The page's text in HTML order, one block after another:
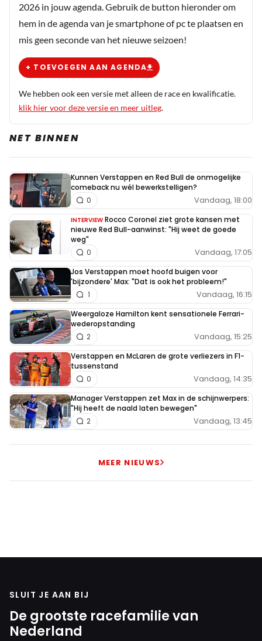
2026 in jouw agenda. Gebruik de button hieronder om
hem in de agenda van je smartphone of pc te plaatsen en
mis geen seconde van het nieuwe seizoen!
+ TOEVOEGEN AAN AGENDA
We hebben ook een versie met alleen de race en kwalificatie.
klik hier voor deze versie en meer uitleg.
NET BINNEN
Kunnen Verstappen en Red Bull de onmogelijke
comeback nu wél bewerkstelligen?
Vandaag, 18:00
0
INTERVIEW Rocco Coronel ziet grote kansen met
nieuwe Red Bull-aanwinst: "Hij weet de goede
weg"
Vandaag, 17:05
0
Jos Verstappen moet hoofd buigen voor
'bijzondere' Max: "Dat is ook het probleem!"
Vandaag, 16:15
1
Weergaloze Hamilton kent sensationele Ferrari-
wederopstanding
Vandaag, 15:25
2
Verstappen en McLaren de grote verliezers in F1-
tussenstand
Vandaag, 14:35
0
Manager Verstappen zet Max in de schijnwerpers:
"Hij heeft de naald laten bewegen"
Vandaag, 13:45
2
MEER NIEUWS
SLUIT JE AAN BIJ
De grootste racefamilie van
Nederland